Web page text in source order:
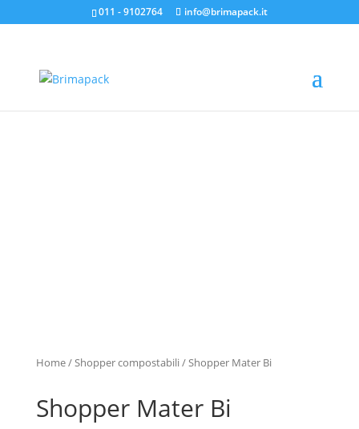
011 - 9102764 info@brimapack.it
Home/Shopper compostabili/ Shopper Mater Bi
Shopper Mater Bi